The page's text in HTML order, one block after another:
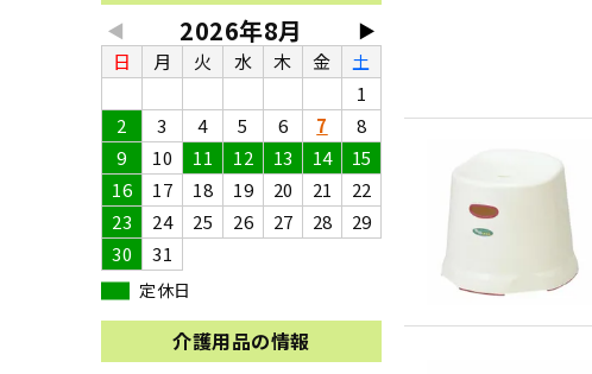
◀ ▶
2026年8月
日 月 火 水 木 金
土
1
2
3 4 5 6 7
8
9
10 11 12 13 14
15
16
17 18 19 20 21
22
23
24 25 26 27 28
29
30
31
定休日
介護用品の情報